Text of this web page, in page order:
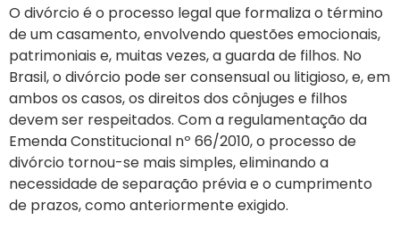
O divórcio é o processo legal que formaliza o término
de um casamento, envolvendo questões emocionais,
patrimoniais e, muitas vezes, a guarda de filhos. No
Brasil, o divórcio pode ser consensual ou litigioso, e, em
ambos os casos, os direitos dos cônjuges e filhos
devem ser respeitados. Com a regulamentação da
Emenda Constitucional nº 66/2010, o processo de
divórcio tornou-se mais simples, eliminando a
necessidade de separação prévia e o cumprimento
de prazos, como anteriormente exigido.